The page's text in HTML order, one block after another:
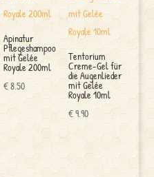
Apinatur
Pflegeshampoo
mit Gelée
Royale 200ml
€8.50
Tentorium
Creme-Gel für
die Augenlieder
mit Gelée
Royale 10ml
€9.90